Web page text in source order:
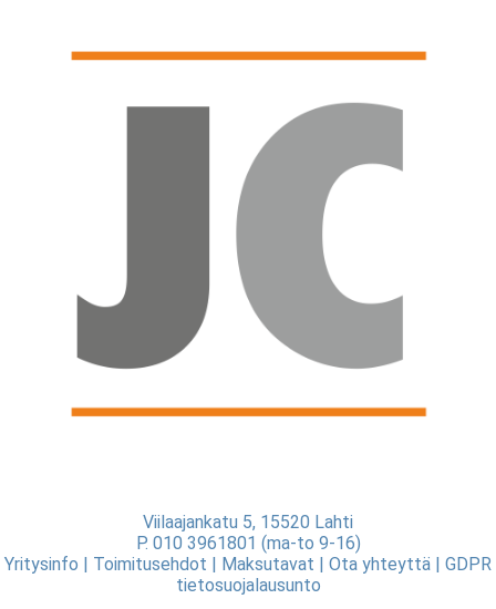
Viilaajankatu 5, 15520 Lahti
P. 010 3961801 (ma-to 9-16)
Yritysinfo | Toimitusehdot | Maksutavat | Ota yhteyttä | GDPR
tietosuojalausunto